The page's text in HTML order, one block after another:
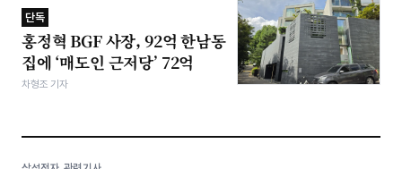
단독
홍정혁 BGF 사장, 92억 한남동
집에 ‘매도인 근저당’ 72억
차형조 기자